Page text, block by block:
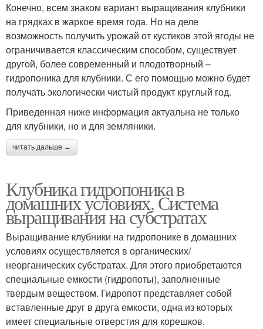
Конечно, всем знаком вариант выращивания клубники
на грядках в жаркое время года. Но на деле
возможность получить урожай от кустиков этой ягоды не
ограничивается классическим способом, существует
другой, более современный и плодотворный –
гидропоника для клубники. С его помощью можно будет
получать экологически чистый продукт круглый год.
Приведенная ниже информация актуальна не только
для клубники, но и для земляники.
читать дальше →
Клубника гидропоника в
домашних условиях. Система
выращивания на субстратах
Выращивание клубники на гидропонике в домашних
условиях осуществляется в органических/
неорганических субстратах. Для этого приобретаются
специальные емкости (гидропоты), заполненные
твердым веществом. Гидропот представляет собой
вставленные друг в друга емкости, одна из которых
имеет специальные отверстия для корешков.